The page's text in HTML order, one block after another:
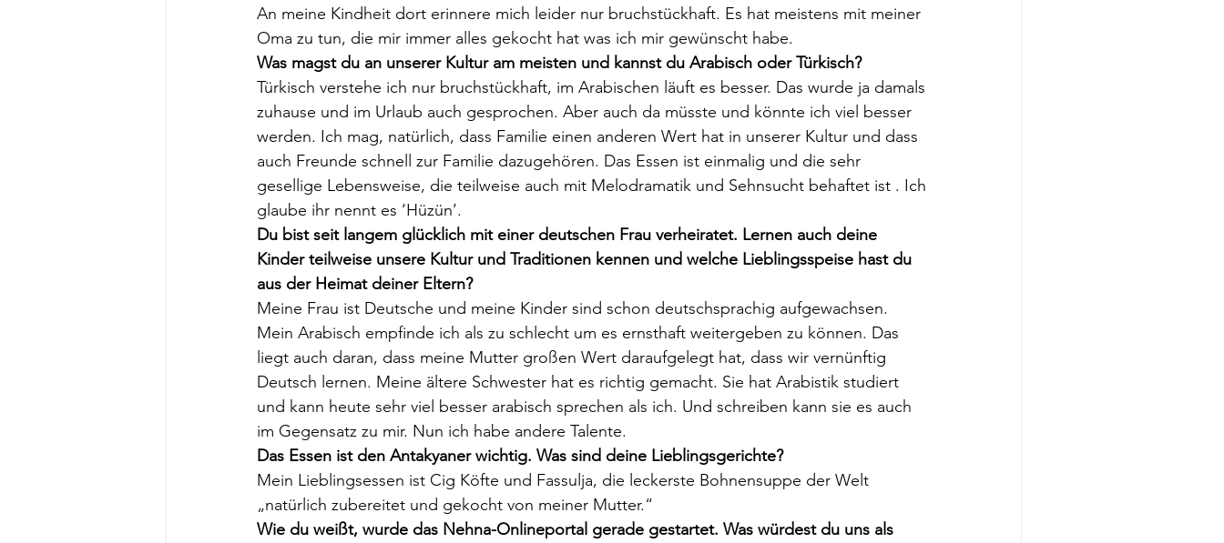
An meine Kindheit dort erinnere mich leider nur bruchstückhaft. Es hat meistens mit meiner
Oma zu tun, die mir immer alles gekocht hat was ich mir gewünscht habe.
Was magst du an unserer Kultur am meisten und kannst du Arabisch oder Türkisch?
Türkisch verstehe ich nur bruchstückhaft, im Arabischen läuft es besser. Das wurde ja damals
zuhause und im Urlaub auch gesprochen. Aber auch da müsste und könnte ich viel besser
werden. Ich mag, natürlich, dass Familie einen anderen Wert hat in unserer Kultur und dass
auch Freunde schnell zur Familie dazugehören. Das Essen ist einmalig und die sehr
gesellige Lebensweise, die teilweise auch mit Melodramatik und Sehnsucht behaftet ist . Ich
glaube ihr nennt es ‘Hüzün’.
Du bist seit langem glücklich mit einer deutschen Frau verheiratet. Lernen auch deine
Kinder teilweise unsere Kultur und Traditionen kennen und welche Lieblingsspeise hast du
aus der Heimat deiner Eltern?
Meine Frau ist Deutsche und meine Kinder sind schon deutschsprachig aufgewachsen.
Mein Arabisch empfinde ich als zu schlecht um es ernsthaft weitergeben zu können. Das
liegt auch daran, dass meine Mutter großen Wert daraufgelegt hat, dass wir vernünftig
Deutsch lernen. Meine ältere Schwester hat es richtig gemacht. Sie hat Arabistik studiert
und kann heute sehr viel besser arabisch sprechen als ich. Und schreiben kann sie es auch
im Gegensatz zu mir. Nun ich habe andere Talente.
Das Essen ist den Antakyaner wichtig. Was sind deine Lieblingsgerichte?
Mein Lieblingsessen ist Cig Köfte und Fassulja, die leckerste Bohnensuppe der Welt
„natürlich zubereitet und gekocht von meiner Mutter.“
Wie du weißt, wurde das Nehna-Onlineportal gerade gestartet. Was würdest du uns als